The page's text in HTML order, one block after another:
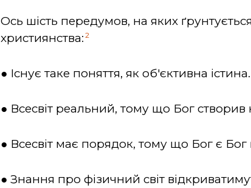
Ось шість передумов, на яких
християнства: 2
● Існує таке поняття, як об'єктивна істина.
● Всесвіт реальний, тому що Бог створив
● Всесвіт має порядок, тому що Бог є
● Знання про фізичний світ